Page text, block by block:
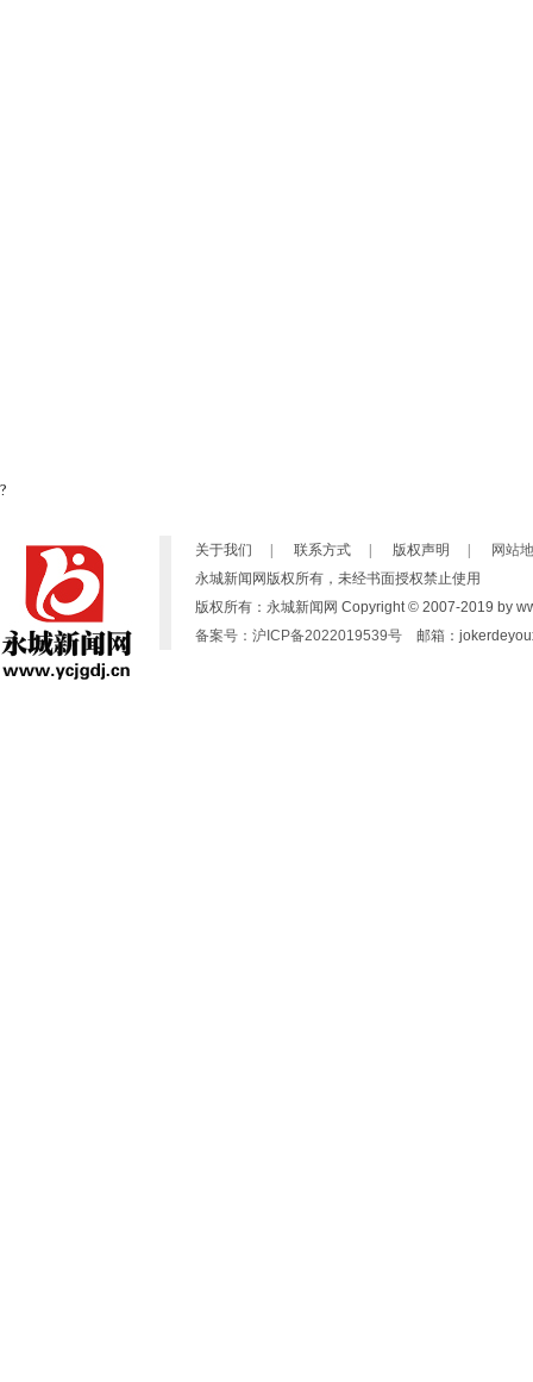
?
关于我们 联系方式 版权声明
网站
永城新闻网版权所有，未经书面授权禁止使用
版权所有：永城新闻网 Copyright © 2007-2019 by
备案号：沪ICP备2022019539号 邮箱：